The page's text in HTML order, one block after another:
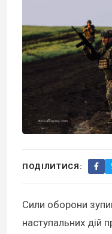
ПОДІЛИТИСЯ:
Сили оборони
наступальних дій